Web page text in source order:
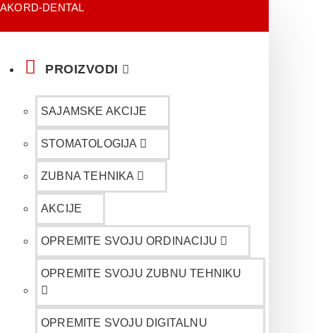
AKORD-DENTAL
PROIZVODI
SAJAMSKE AKCIJE
STOMATOLOGIJA
ZUBNA TEHNIKA
AKCIJE
OPREMITE SVOJU ORDINACIJU
OPREMITE SVOJU ZUBNU TEHNIKU
OPREMITE SVOJU DIGITALNU